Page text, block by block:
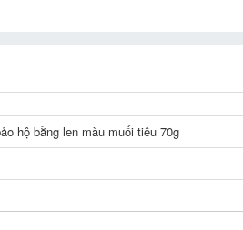
hộ bằng len màu muối tiêu 70g